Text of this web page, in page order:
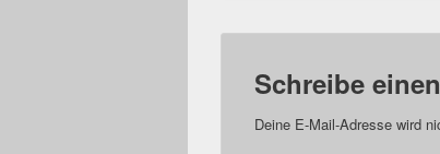
Schreibe
Deine E-Mail-Adresse wird